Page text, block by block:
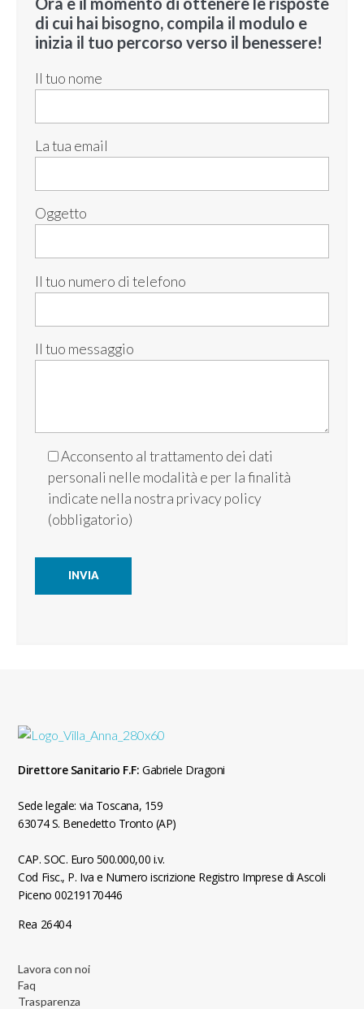
di cui hai bisogno, compila il modulo e
inizia il tuo percorso verso il benessere!
Il tuo nome
La tua email
Oggetto
Il tuo numero di telefono
Il tuo messaggio
Acconsento al trattamento dei dati
personali nelle modalità e per la finalità
indicate nella nostra privacy policy
(obbligatorio)
Direttore Sanitario F.F: Gabriele Dragoni
Sede legale: via Toscana, 159
63074 S. Benedetto Tronto (AP)
CAP. SOC. Euro 500.000,00 i.v.
Cod Fisc., P. Iva e Numero iscrizione Registro Imprese di Ascoli
Piceno 00219170446
Rea 26404
Lavora con noi
Faq
Trasparenza